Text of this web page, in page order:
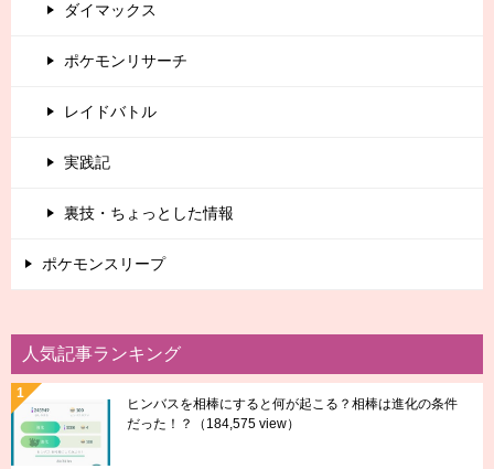
ダイマックス
ポケモンリサーチ
レイドバトル
実践記
裏技・ちょっとした情報
ポケモンスリープ
人気記事ランキング
ヒンバスを相棒にすると何が起こる？相棒は進化の条件
だった！？
（184,575 view）